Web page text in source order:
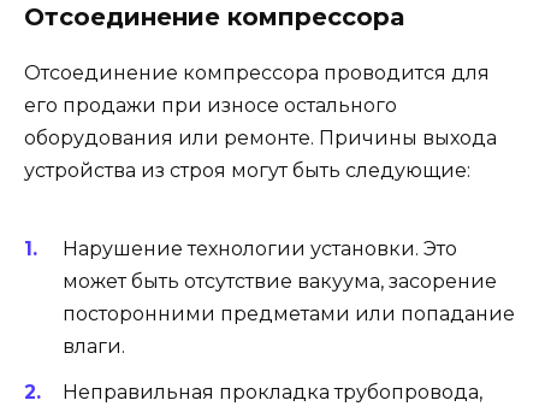
Отсоединение компрессора
Отсоединение компрессора проводится для
его продажи при износе остального
оборудования или ремонте. Причины выхода
устройства из строя могут быть следующие:
Нарушение технологии установки. Это
может быть отсутствие вакуума, засорение
посторонними предметами или попадание
влаги.
Неправильная прокладка трубопровода,